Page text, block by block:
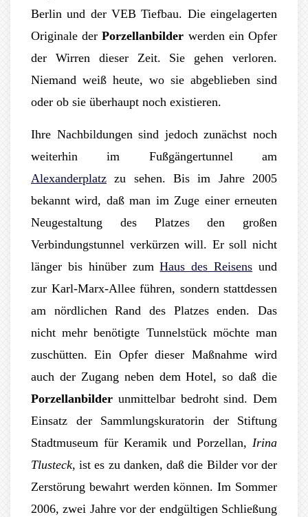
Berlin und der VEB Tiefbau. Die eingelagerten
Originale derPorzellanbilder werden ein Opfer
der Wirren dieser Zeit. Sie gehen verloren.
Niemand weiß heute, wo sie abgeblieben sind
oder ob sie überhaupt noch existieren.
Ihre Nachbildungen sind jedoch zunächst noch
weiterhin im Fußgängertunnel am
Alexanderplatz zu sehen. Bis im Jahre 2005
bekannt wird, daß man im Zuge einer erneuten
Neugestaltung des Platzes den großen
Verbindungstunnel verkürzen will. Er soll nicht
länger bis hinüber zumHaus des Reisens und
zur Karl-Marx-Allee führen, sondern stattdessen
am nördlichen Rand des Platzes enden. Das
nicht mehr benötigte Tunnelstück möchte man
zuschütten. Ein Opfer dieser Maßnahme wird
auch der Zugang neben dem Hotel, so daß die
Porzellanbilder unmittelbar bedroht sind. Dem
Einsatz der Sammlungskuratorin der Stiftung
Stadtmuseum für Keramik und Porzellan, Irina
Tlusteck, ist es zu danken, daß die Bilder vor der
Zerstörung bewahrt werden können. Im Sommer
2006, zwei Jahre vor der endgültigen Schließung